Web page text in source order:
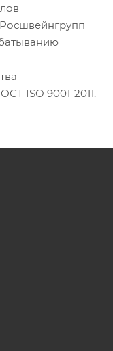
ISO 9001-2011.